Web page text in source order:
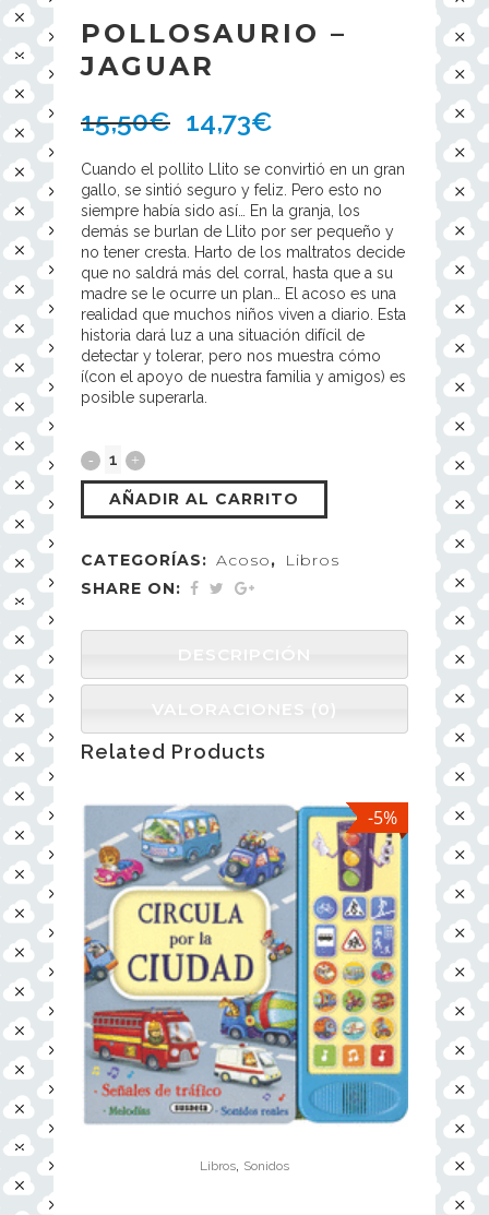
POLLOSAURIO –
JAGUAR
15,50€ 14,73€
Cuando el pollito Llito se convirtió en un gran
gallo, se sintió seguro y feliz. Pero esto no
siempre había sido así… En la granja, los
demás se burlan de Llito por ser pequeño y
no tener cresta. Harto de los maltratos decide
que no saldrá más del corral, hasta que a su
madre se le ocurre un plan… El acoso es una
realidad que muchos niños viven a diario. Esta
historia dará luz a una situación difícil de
detectar y tolerar, pero nos muestra cómo
í(con el apoyo de nuestra familia y amigos) es
posible superarla.
AÑADIR AL CARRITO
CATEGORÍAS: Acoso,
Libros
SHARE ON:
DESCRIPCIÓN
VALORACIONES (0)
Related Products
-5%
Libros Sonidos